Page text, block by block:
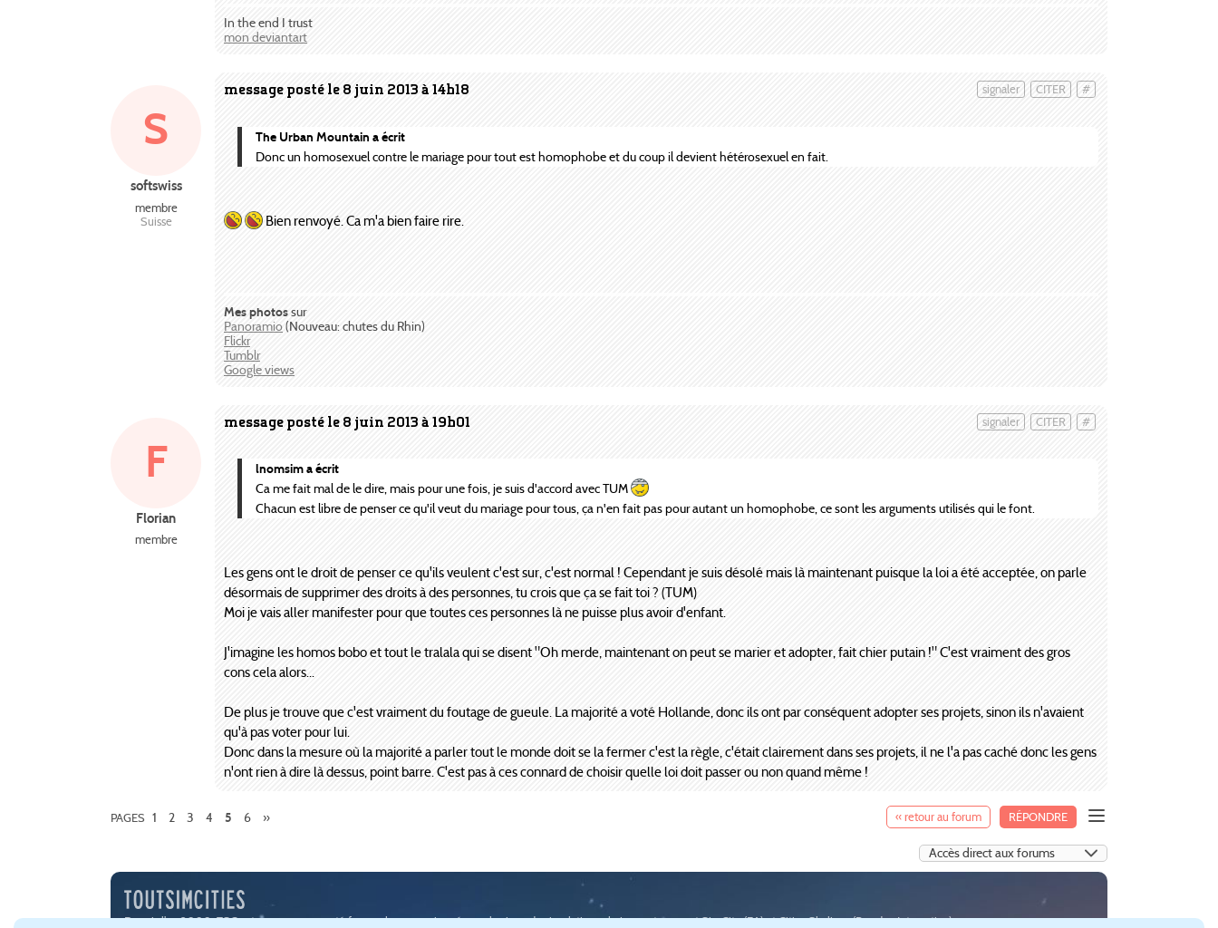
In the end I trust
mon deviantart
message posté le 8 juin 2013 à 14h18 #
CITER
signaler
S
softswiss
membre
Suisse
The Urban Mountain a écrit
Donc un homosexuel contre le mariage pour tout est homophobe et du coup il devient hétérosexuel en fait.
Bien renvoyé. Ca m'a bien faire rire.
Mes photossur
Panoramio(Nouveau: chutes du Rhin)
Flickr
Tumblr
Google views
message posté le 8 juin 2013 à 19h01 #
CITER
signaler
F
Florian
membre
lnomsim a écrit
Ca me fait mal de le dire, mais pour une fois, je suis d'accord avec TUM
Chacun est libre de penser ce qu'il veut du mariage pour tous, ça n'en fait pas pour autant un homophobe, ce sont les arguments utilisés qui le font.
Les gens ont le droit de penser ce qu'ils veulent c'est sur, c'est normal ! Cependant je suis désolé mais là maintenant puisque la loi a été acceptée, on parle
désormais de supprimer des droits à des personnes, tu crois que ça se fait toi ? (TUM)
Moi je vais aller manifester pour que toutes ces personnes là ne puisse plus avoir d'enfant.
J'imagine les homos bobo et tout le tralala qui se disent "Oh merde, maintenant on peut se marier et adopter, fait chier putain !" C'est vraiment des gros
cons cela alors...
De plus je trouve que c'est vraiment du foutage de gueule. La majorité a voté Hollande, donc ils ont par conséquent adopter ses projets, sinon ils n'avaient
qu'à pas voter pour lui.
Donc dans la mesure où la majorité a parler tout le monde doit se la fermer c'est la règle, c'était clairement dans ses projets, il ne l'a pas caché donc les gens
n'ont rien à dire là dessus, point barre. C'est pas à ces connard de choisir quelle loi doit passer ou non quand même !
« retour au forum RÉPONDRE
PAGES 1 2 3 4 5 6 »
Depuis l'an 2000, TSC est une communauté francophone passionnée par les jeux de simulation urbaine, notamment SimCity (EA) et Cities:Skylines (Paradox Interactive).